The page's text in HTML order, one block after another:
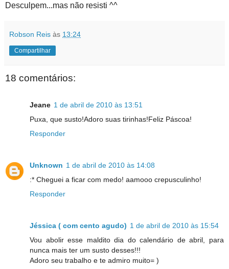
Desculpem...mas não resisti ^^
Robson Reis às 13:24
Compartilhar
18 comentários:
Jeane 1 de abril de 2010 às 13:51
Puxa, que susto!Adoro suas tirinhas!Feliz Páscoa!
Responder
Unknown 1 de abril de 2010 às 14:08
:* Cheguei a ficar com medo! aamooo crepusculinho!
Responder
Jéssica ( com cento agudo) 1 de abril de 2010 às 15:54
Vou abolir esse maldito dia do calendário de abril, para
nunca mais ter um susto desses!!!
Adoro seu trabalho e te admiro muito= )